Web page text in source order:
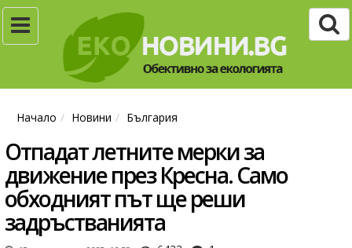
Начало Новини България
Отпадат летните мерки за
движение през Кресна. Само
обходният път ще реши
задръстванията